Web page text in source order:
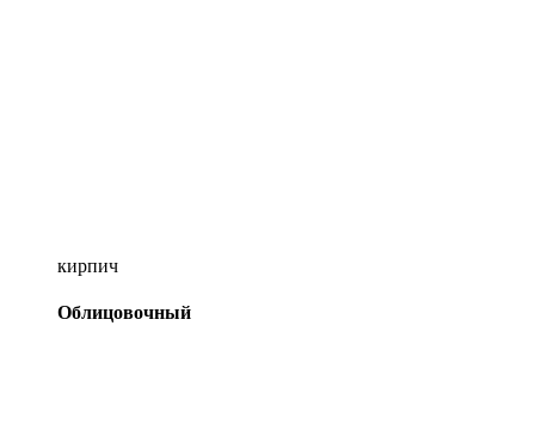
кирпич
Облицовочный